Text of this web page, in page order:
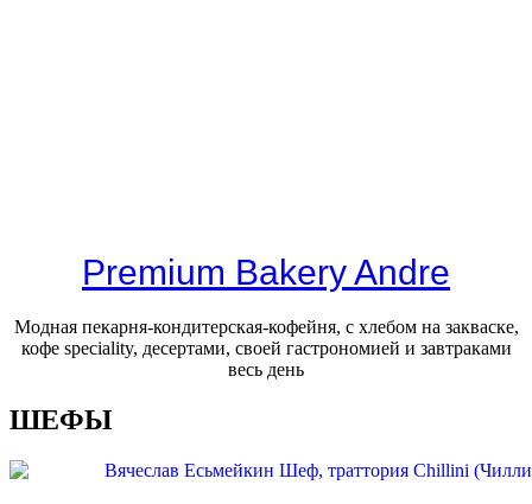
Premium Bakery Andre
Модная пекарня-кондитерская-кофейня, с хлебом на закваске,
кофе speciality, десертами, своей гастрономией и завтраками
весь день
ШЕФЫ